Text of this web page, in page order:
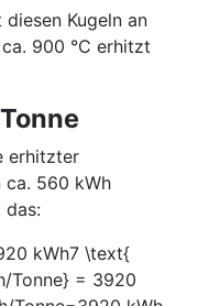
Kugeln an
900 °C erhitzt
erhitzter
ca. 560 kWh
das:
kWh7 \text{
Tonne} = 3920